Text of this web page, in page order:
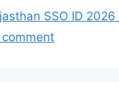
SSO ID 2026